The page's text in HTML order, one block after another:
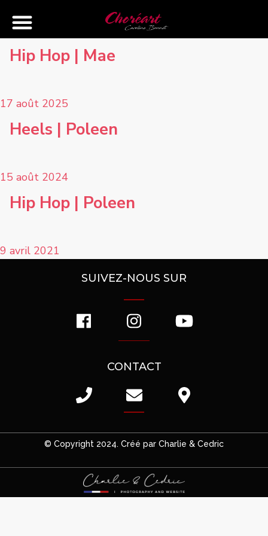
Hip Hop | Mae
17 août 2025
Heels | Poleen
15 août 2024
Hip Hop | Poleen
9 avril 2021
SUIVEZ-NOUS SUR
CONTACT
© Copyright 2024. Créé par Charlie & Cedric